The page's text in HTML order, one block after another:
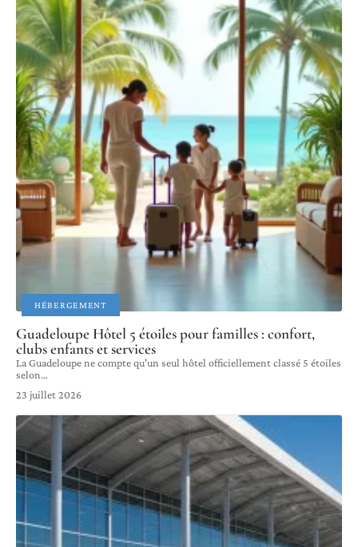
HÉBERGEMENT
Guadeloupe Hôtel 5 étoiles pour familles : confort,
clubs enfants et services
La Guadeloupe ne compte qu'un seul hôtel officiellement classé 5 étoiles
selon…
23 juillet 2026